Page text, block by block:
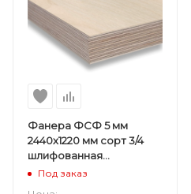
Фанера ФСФ 5 мм
2440х1220 мм сорт 3/4
шлифованная
березовая
Под заказ